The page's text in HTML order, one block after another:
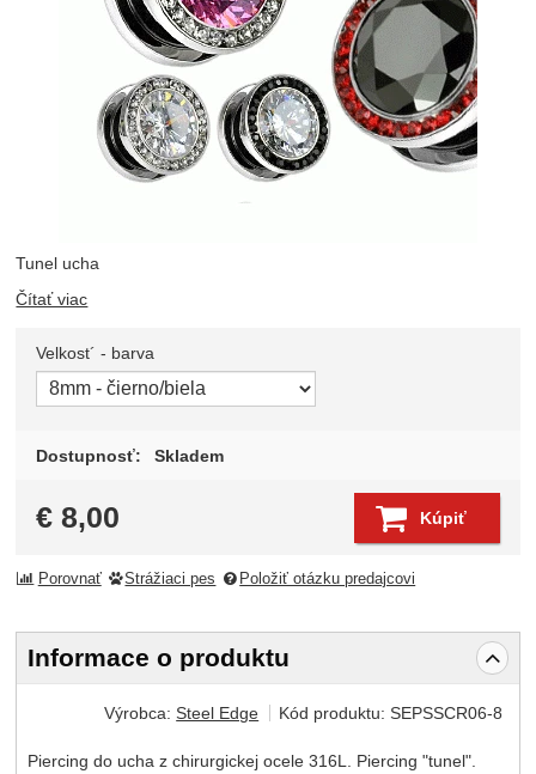
Tunel ucha
Čítať viac
Zvoľte variant
Velkost´ - barva
Dostupnosť: Skladem
€ 8,00 Kúpiť
Porovnať Strážiaci pes Položiť otázku predajcovi
Informace o produktu
Výrobca:Steel Edge Kód produktu:SEPSSCR06-8
Piercing do ucha z chirurgickej ocele 316L. Piercing "tunel".